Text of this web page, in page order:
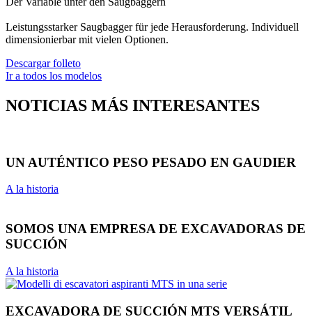
Leistungsstarker Saugbagger für jede Herausforderung. Individuell
dimensionierbar mit vielen Optionen.
Descargar folleto
Ir a todos los modelos
NOTICIAS MÁS INTERESANTES
UN AUTÉNTICO PESO PESADO EN GAUDIER
A la historia
SOMOS UNA EMPRESA DE EXCAVADORAS DE
SUCCIÓN
A la historia
EXCAVADORA DE SUCCIÓN MTS VERSÁTIL